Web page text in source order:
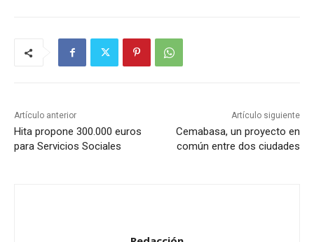
Artículo anterior
Hita propone 300.000 euros
para Servicios Sociales
Artículo siguiente
Cemabasa, un proyecto en
común entre dos ciudades